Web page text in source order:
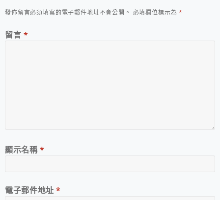
發佈留言必須填寫的電子郵件地址不會公開。 必填欄位標示為*
留言 *
顯示名稱*
電子郵件地址*